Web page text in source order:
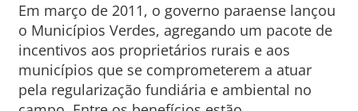
Em março de 2011, o governo paraense lançou
o Municípios Verdes, agregando um pacote de
incentivos aos proprietários rurais e aos
municípios que se comprometerem a atuar
pela regularização fundiária e ambiental no